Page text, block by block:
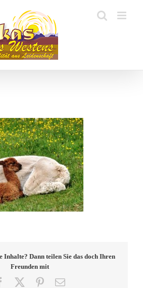
Inhalte? Dann teilen Sie das doch Ihren
Freunden mit
Facebook Pinterest
E-